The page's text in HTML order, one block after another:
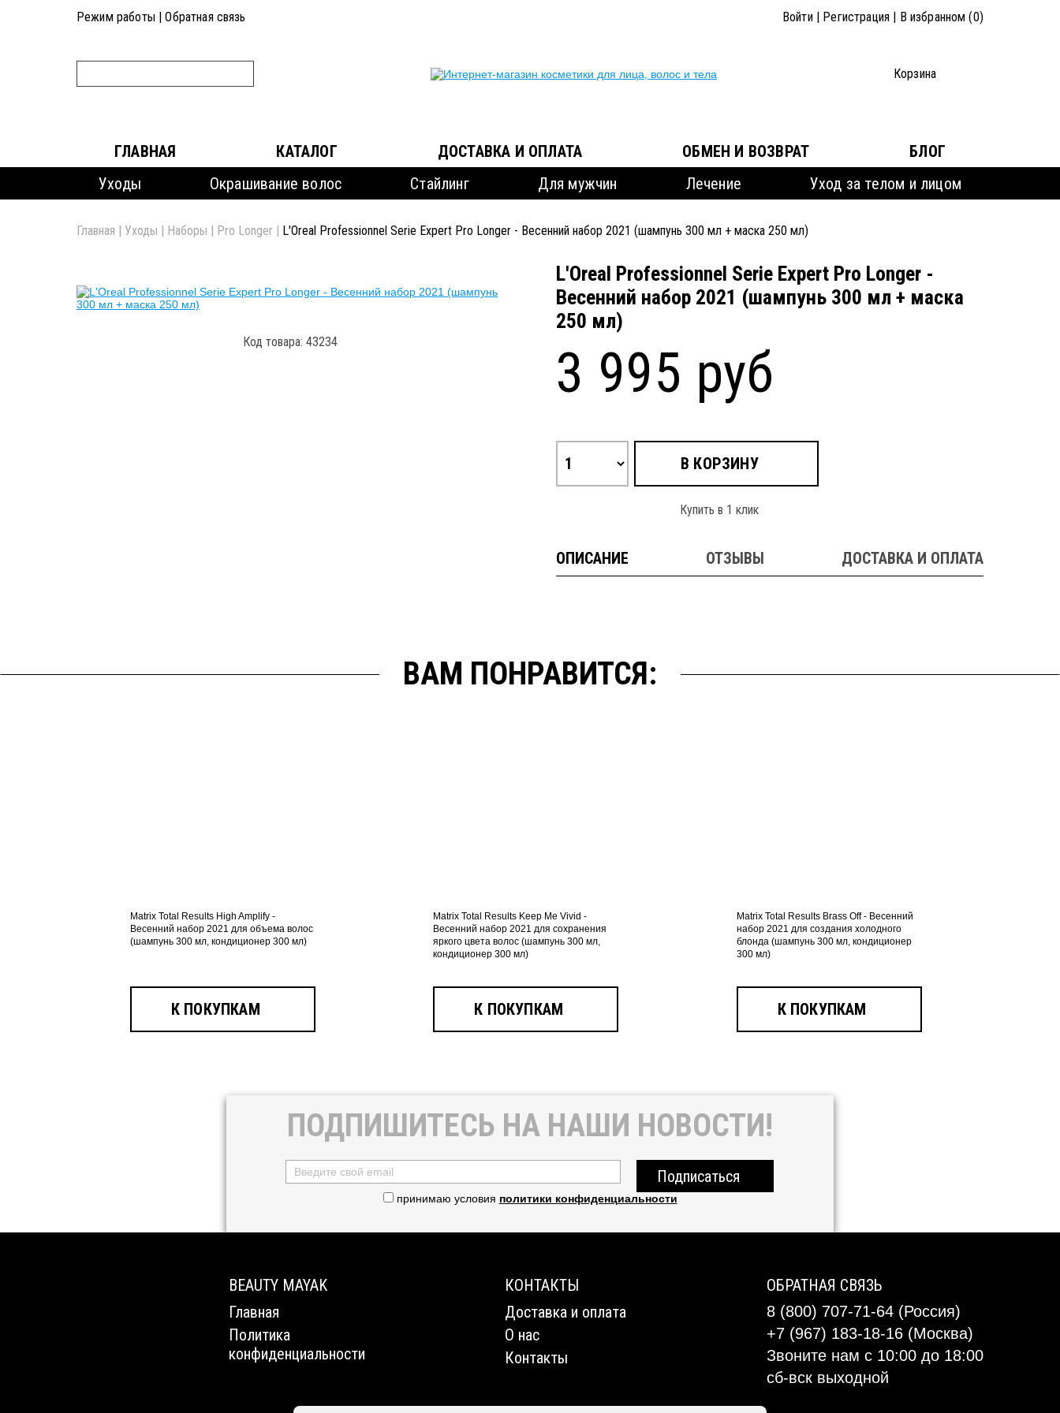
Режим работы|Обратная связь Войти| Регистрация | В избранном (0)
Корзина
ГЛАВНАЯ КАТАЛОГ ДОСТАВКА И ОПЛАТА ОБМЕН И ВОЗВРАТ
БЛОГ
Уходы
Окрашивание волос Стайлинг Для мужчин Лечение Уход за телом и лицом
Главная | Уходы | Наборы | Pro Longer | L'Oreal Professionnel Serie Expert Pro Longer - Весенний набор 2021 (шампунь 300 мл + маска 250 мл)
Код товара: 43234
L'Oreal Professionnel Serie Expert Pro Longer -
Весенний набор 2021 (шампунь 300 мл + маска
250 мл)
3 995 руб
В КОРЗИНУ
Купить в 1 клик
ОПИСАНИЕ ОТЗЫВЫ ДОСТАВКА И ОПЛАТА
ВАМ ПОНРАВИТСЯ:
Matrix Total Results High Amplify -
Весенний набор 2021 для объема волос
(шампунь 300 мл, кондиционер 300 мл)
К ПОКУПКАМ
Matrix Total Results Keep Me Vivid -
Весенний набор 2021 для сохранения
яркого цвета волос (шампунь 300 мл,
кондиционер 300 мл)
К ПОКУПКАМ
Matrix Total Results Brass Off - Весенний
набор 2021 для создания холодного
блонда (шампунь 300 мл, кондиционер
300 мл)
К ПОКУПКАМ
ПОДПИШИТЕСЬ НА НАШИ НОВОСТИ!
Подписаться
принимаю условия политики конфиденциальности
BEAUTY MAYAK
Главная
Политика
конфиденциальности
КОНТАКТЫ
Доставка и оплата
О нас
Контакты
ОБРАТНАЯ СВЯЗЬ
8 (800) 707-71-64 (Россия)
+7 (967) 183-18-16 (Москва)
Звоните нам с 10:00 до 18:00
сб-вск выходной